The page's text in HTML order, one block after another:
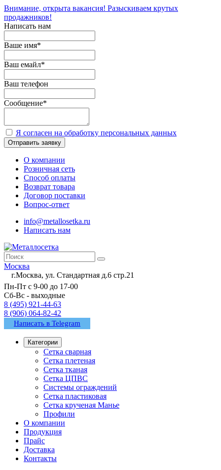
Внимание, открыта вакансия! Разыскиваем крутых
продажников!
Написать нам
Ваше имя*
Ваш емайл*
Ваш телефон
Сообщение*
Я согласен на обработку персональных данных
Отправить заявку
О компании
Розничная сеть
Способ оплаты
Возврат товара
Договор поставки
Вопрос-ответ
info@metallosetka.ru
Написать нам
Москва
г.Москва, ул. Стандартная д.6 стр.21
Пн-Пт с 9-00 до 17-00
Сб-Вс - выходные
8 (495) 921-44-63
8 (906) 064-82-42
Написать в Telegram
Категории
Сетка сварная
Сетка плетеная
Сетка тканая
Сетка ЦПВС
Системы ограждений
Сетка пластиковая
Сетка крученая Манье
Профили
О компании
Продукция
Прайс
Доставка
Контакты